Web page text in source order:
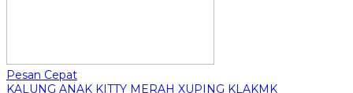
Pesan Cepat
KALUNG ANAK KITTY MERAH XUPING KLAKMK